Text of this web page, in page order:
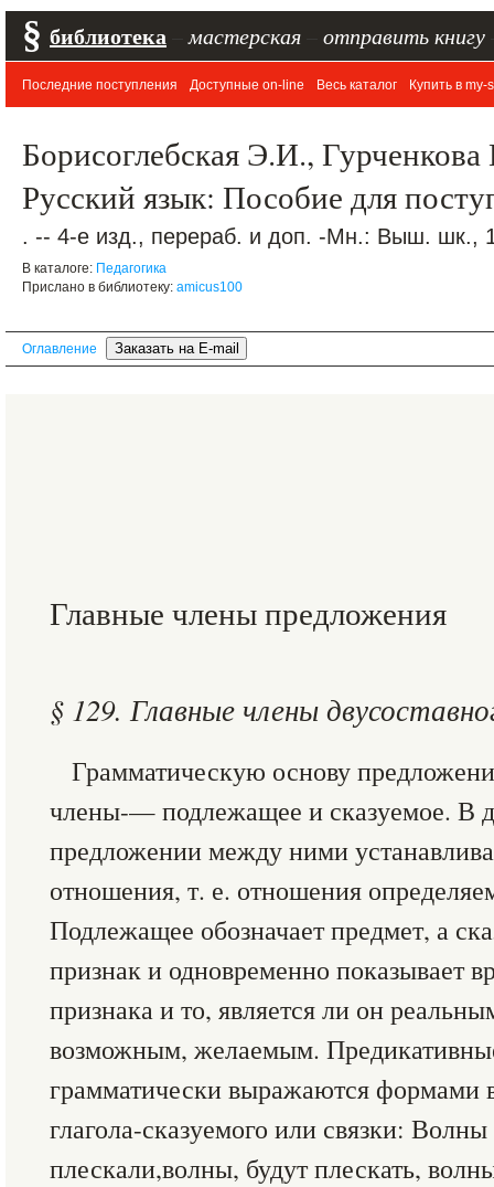
§ библиотека мастерская отправить книгу
Последние поступления Доступные on-line Весь каталог Купить в my-
Борисоглебская Э.И.,
Русский язык: Пособие для
. -- 4-е изд., перераб. и доп. -Мн.: Выш. шк.,
В каталоге: Педагогика
Прислано в библиотеку: amicus100
Оглавление
Главные члены предложения
§ 129. Главные члены
Грамматическую основу
члены-— подлежащее и сказуемое. В
предложении между ними
отношения, т. е. отношения
Подлежащее обозначает предмет, а
признак и одновременно показывает
признака и то, является ли он
возможным, желаемым.
грамматически выражаются формами
глагола-сказуемого или связки:
плескали,волны, будут плескать,